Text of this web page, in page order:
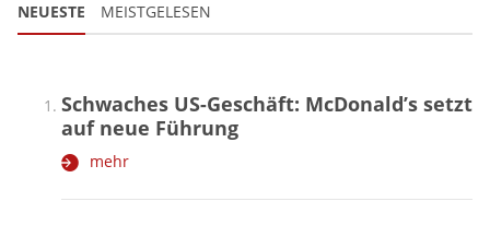
NEUESTE MEISTGELESEN
Schwaches US-Geschäft: McDonald’s setzt
auf neue Führung
mehr